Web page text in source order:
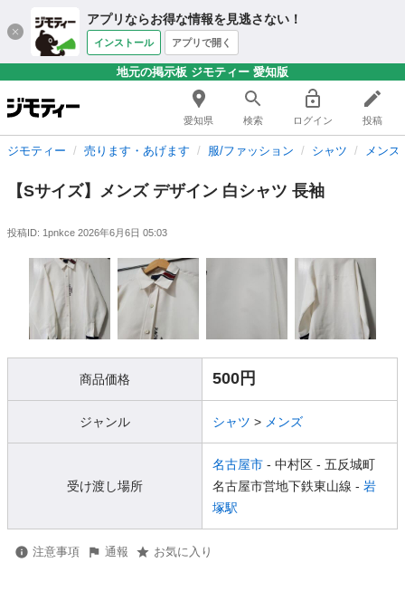
アプリならお得な情報を見逃さない！
インストール アプリで開く
地元の掲示板 ジモティー 愛知版
愛知県 検索 ログイン 投稿
ジモティー 売ります・あげます 服/ファッション シャツ メンズ
【Sサイズ】メンズ デザイン 白シャツ 長袖
投稿ID: 1pnkce 2026年6月6日 05:03
商品価格 500円
ジャンル シャツ > メンズ
受け渡し場所
名古屋市 - 中村区 - 五反城町
名古屋市営地下鉄東山線 - 岩
塚駅
注意事項 通報 お気に入り